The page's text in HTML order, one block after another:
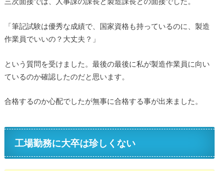
「筆記試験は優秀な成績で、国家資格も持っているのに、製造
作業員でいいの？大丈夫？」
という質問を受けました。最後の最後に私が製造作業員に向い
ているのか確認したのだと思います。
合格するのか心配でしたが無事に合格する事が出来ました。
工場勤務に大卒は珍しくない